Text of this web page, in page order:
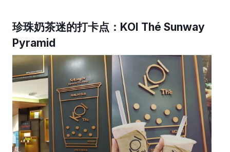
珍珠奶茶迷的打卡点：KOI Thé Sunway
Pyramid